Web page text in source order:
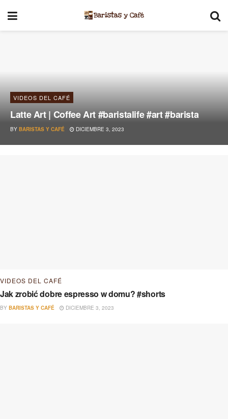
VIDEOS DEL CAFÉ
Latte Art | Coffee Art #baristalife #art #barista
BY BARISTAS Y CAFÉ DICIEMBRE 3, 2023
VIDEOS DEL CAFÉ
Jak zrobić dobre espresso w domu? #shorts
BY BARISTAS Y CAFÉ DICIEMBRE 3, 2023